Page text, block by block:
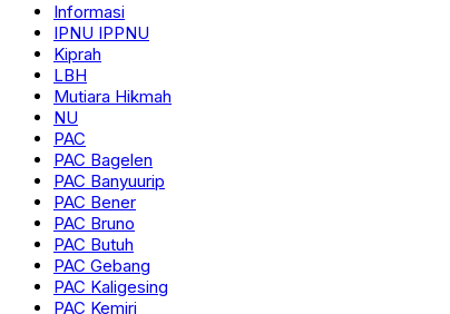
Informasi
IPNU IPPNU
Kiprah
LBH
Mutiara Hikmah
NU
PAC
PAC Bagelen
PAC Banyuurip
PAC Bener
PAC Bruno
PAC Butuh
PAC Gebang
PAC Kaligesing
PAC Kemiri